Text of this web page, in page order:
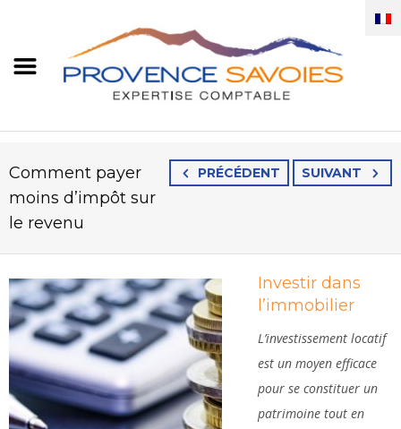
PRÉCÉDENT SUIVANT
Comment payer
moins d’impôt sur
le revenu
Investir dans
l’immobilier
L’investissement locatif
est un moyen efficace
pour se constituer un
patrimoine tout en